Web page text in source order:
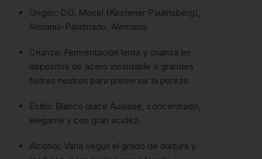
Origen: D.O. Mosel (Kestener Paulinsberg),
Renania-Palatinado, Alemania
Crianza: Fermentación lenta y crianza en
depósitos de acero inoxidable o grandes
fudres neutros para preservar la pureza.
Estilo: Blanco dulce Auslese, concentrado,
elegante y con gran acidez.
Alcohol: Varía según el grado de dulzura y